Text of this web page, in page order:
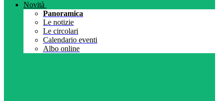
Novità
Panoramica
Le notizie
Le circolari
Calendario eventi
Albo online